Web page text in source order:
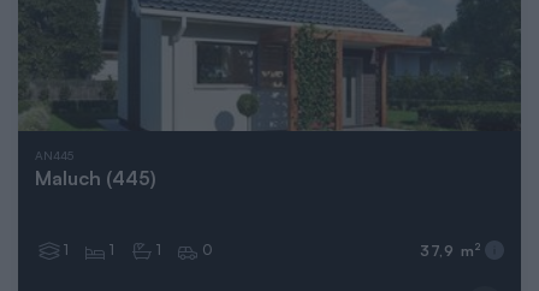
AN445
Maluch (445)
1 1 1 0 37,9 m 2